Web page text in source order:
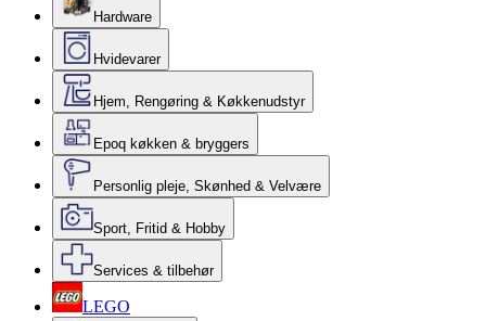
Hardware
Hvidevarer
Hjem, Rengøring & Køkkenudstyr
Epoq køkken & bryggers
Personlig pleje, Skønhed & Velvære
Sport, Fritid & Hobby
Services & tilbehør
LEGO